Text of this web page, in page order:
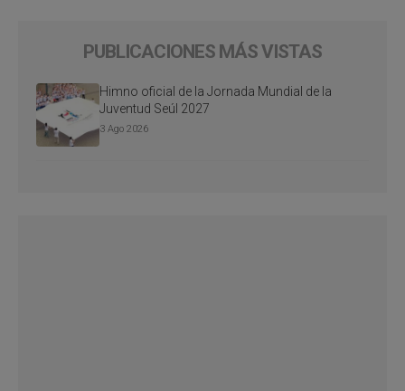
PUBLICACIONES MÁS VISTAS
Himno oficial de la Jornada Mundial de la
Juventud Seúl 2027
3 Ago 2026